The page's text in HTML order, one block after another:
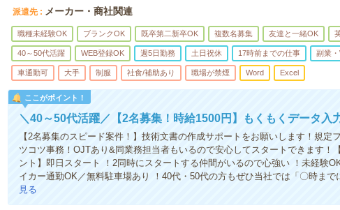
派遣先 メーカー・商社関連
職種未経験OK ブランクOK 既卒第二新卒OK 複数名募集 友達と一緒OK
40～50代活躍 WEB登録OK 週5日勤務 土日祝休 17時前までの仕事 副業
車通勤可 大手 制服 社食/補助あり 職場が禁煙 Word Excel
ここがポイント！
＼40～50代活躍／【2名募集！時給1500円】もくもくデータ入
【2名募集のスピード案件！】技術文書の作成サポートをお願いします！規定
ツコツ事務！OJTあり&同業務担当者もいるので安心してスタートできます！
ント】即日スタート ！2同時にスタートする仲間がいるので心強い ！未経験
イカー通勤OK／無料駐車場あり ！40代・50代の方もぜひ当社では「〇時ま
見る